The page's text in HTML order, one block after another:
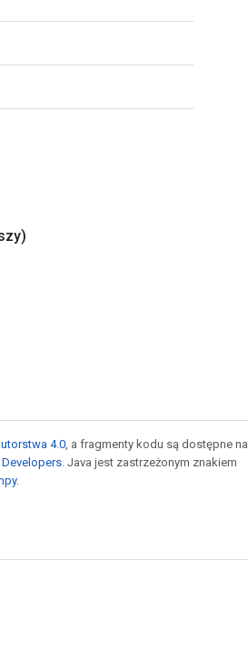
4.0 , a fragmenty kodu są dostępne na
. Java jest zastrzeżonym znakiem
.